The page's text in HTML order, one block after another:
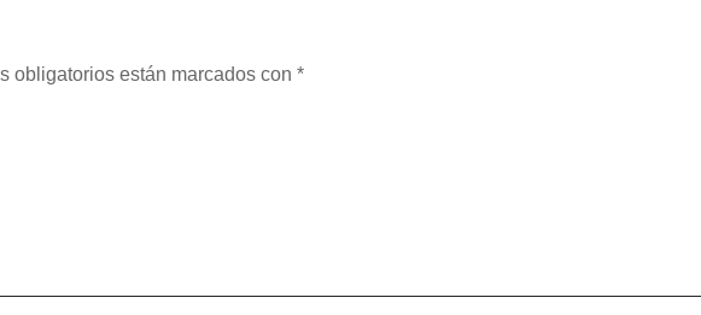
obligatorios están marcados con *